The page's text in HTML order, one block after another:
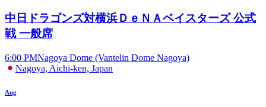
中日ドラゴンズ対横浜ＤｅＮＡベイスターズ 公式
戦 一般席
6:00 PMNagoya Dome (Vantelin Dome Nagoya)
Nagoya, Aichi-ken, Japan
Aug